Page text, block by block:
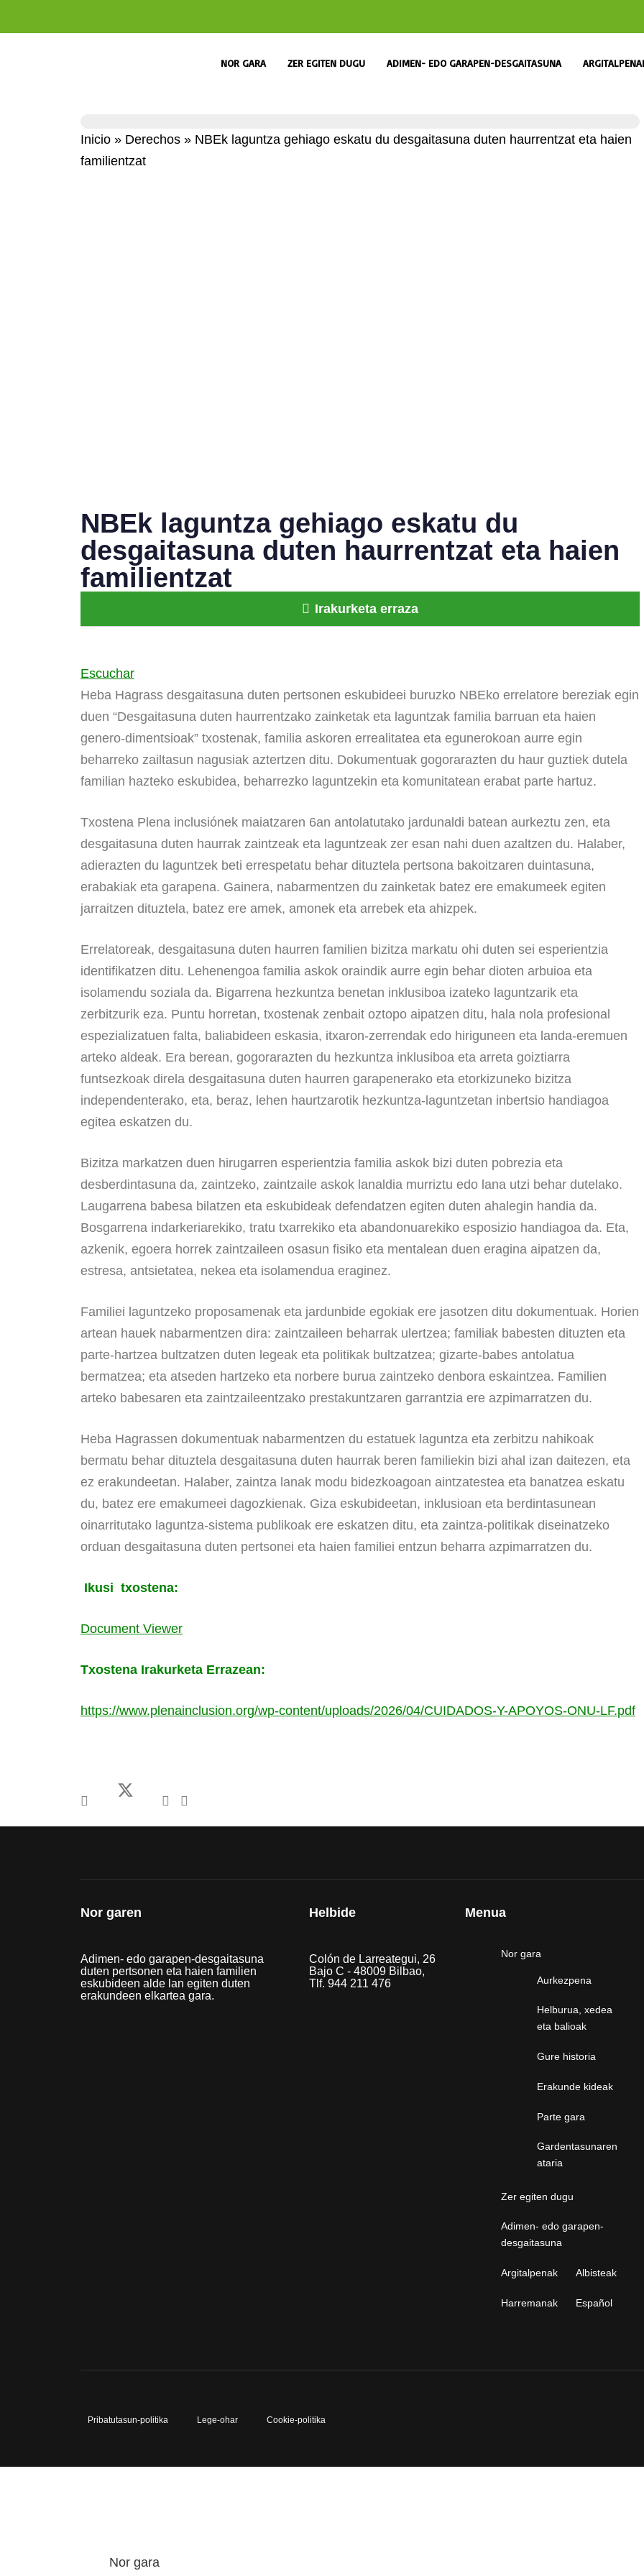
NOR GARA ZER EGITEN DUGU ADIMEN- EDO GARAPEN-DESGAITASUNA
Inicio » Derechos » NBEk laguntza gehiago eskatu du desgaitasuna duten haurrentzat eta haien
familientzat
NBEk laguntza gehiago eskatu du
desgaitasuna duten haurrentzat eta haien
familientzat
Irakurketa erraza
Escuchar
Heba Hagrass desgaitasuna duten pertsonen eskubideei buruzko NBEko errelatore bereziak egin
duen “Desgaitasuna duten haurrentzako zainketak eta laguntzak familia barruan eta haien
genero-dimentsioak” txostenak, familia askoren errealitatea eta egunerokoan aurre egin
beharreko zailtasun nagusiak aztertzen ditu. Dokumentuak gogorarazten du haur guztiek dutela
familian hazteko eskubidea, beharrezko laguntzekin eta komunitatean erabat parte hartuz.
Txostena Plena inclusiónek maiatzaren 6an antolatutako jardunaldi batean aurkeztu zen, eta
desgaitasuna duten haurrak zaintzeak eta laguntzeak zer esan nahi duen azaltzen du. Halaber,
adierazten du laguntzek beti errespetatu behar dituztela pertsona bakoitzaren duintasuna,
erabakiak eta garapena. Gainera, nabarmentzen du zainketak batez ere emakumeek egiten
jarraitzen dituztela, batez ere amek, amonek eta arrebek eta ahizpek.
Errelatoreak, desgaitasuna duten haurren familien bizitza markatu ohi duten sei esperientzia
identifikatzen ditu. Lehenengoa familia askok oraindik aurre egin behar dioten arbuioa eta
isolamendu soziala da. Bigarrena hezkuntza benetan inklusiboa izateko laguntzarik eta
zerbitzurik eza. Puntu horretan, txostenak zenbait oztopo aipatzen ditu, hala nola profesional
espezializatuen falta, baliabideen eskasia, itxaron-zerrendak edo hiriguneen eta landa-eremuen
arteko aldeak. Era berean, gogorarazten du hezkuntza inklusiboa eta arreta goiztiarra
funtsezkoak direla desgaitasuna duten haurren garapenerako eta etorkizuneko bizitza
independenterako, eta, beraz, lehen haurtzarotik hezkuntza-laguntzetan inbertsio handiagoa
egitea eskatzen du.
Bizitza markatzen duen hirugarren esperientzia familia askok bizi duten pobrezia eta
desberdintasuna da, zaintzeko, zaintzaile askok lanaldia murriztu edo lana utzi behar dutelako.
Laugarrena babesa bilatzen eta eskubideak defendatzen egiten duten ahalegin handia da.
Bosgarrena indarkeriarekiko, tratu txarrekiko eta abandonuarekiko esposizio handiagoa da. Eta,
azkenik, egoera horrek zaintzaileen osasun fisiko eta mentalean duen eragina aipatzen da,
estresa, antsietatea, nekea eta isolamendua eraginez.
Familiei laguntzeko proposamenak eta jardunbide egokiak ere jasotzen ditu dokumentuak. Horien
artean hauek nabarmentzen dira: zaintzaileen beharrak ulertzea; familiak babesten dituzten eta
parte-hartzea bultzatzen duten legeak eta politikak bultzatzea; gizarte-babes antolatua
bermatzea; eta atseden hartzeko eta norbere burua zaintzeko denbora eskaintzea. Familien
arteko babesaren eta zaintzaileentzako prestakuntzaren garrantzia ere azpimarratzen du.
Heba Hagrassen dokumentuak nabarmentzen du estatuek laguntza eta zerbitzu nahikoak
bermatu behar dituztela desgaitasuna duten haurrak beren familiekin bizi ahal izan daitezen, eta
ez erakundeetan. Halaber, zaintza lanak modu bidezkoagoan aintzatestea eta banatzea eskatu
du, batez ere emakumeei dagozkienak. Giza eskubideetan, inklusioan eta berdintasunean
oinarritutako laguntza-sistema publikoak ere eskatzen ditu, eta zaintza-politikak diseinatzeko
orduan desgaitasuna duten pertsonei eta haien familiei entzun beharra azpimarratzen du.
Ikusi txostena:
Document Viewer
Txostena Irakurketa Errazean:
https://www.plenainclusion.org/wp-content/uploads/2026/04/CUIDADOS-Y-APOYOS-ONU-LF.pdf
Nor garen
Adimen- edo garapen-desgaitasuna
duten pertsonen eta haien familien
eskubideen alde lan egiten duten
erakundeen elkartea gara.
Helbide
Colón de Larreategui, 26
Bajo C - 48009 Bilbao,
Tlf. 944 211 476
Menua
Nor gara
Aurkezpena
Helburua, xedea
eta balioak
Gure historia
Erakunde kideak
Parte gara
Gardentasunaren
ataria
Zer egiten dugu
Adimen- edo garapen-
desgaitasuna
Argitalpenak Albisteak
Harremanak Español
Pribatutasun-politika Lege-ohar Cookie-politika
Nor gara